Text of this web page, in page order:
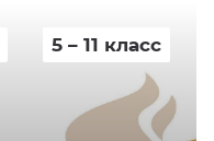
5 – 11 класс